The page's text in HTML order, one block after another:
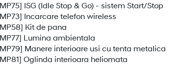
ISG (Idle Stop & Go) - sistem Start/Stop
Incarcare telefon wireless
Kit de pana
Lumina ambientala
Manere interioare usi cu tenta metalica
Oglinda interioara heliomata